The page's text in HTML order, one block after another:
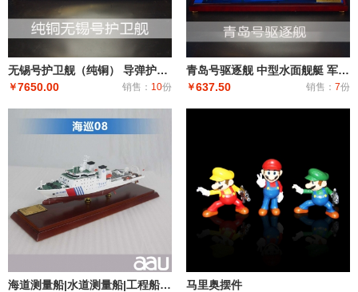
无锡号护卫舰（纯铜） 导弹护卫舰工艺船航模纪念摆件展览收藏品送礼
￥7650.00 销售： 10份
青岛号驱逐舰 中型水面舰艇 军事海军舰艇模型 工艺船航模纪念摆件展览收藏品送
￥637.50 销售： 7份
海道测量船|水道测量船|工程船布缆船|海巡08海道测量船模型工艺船航模纪念摆件展览收藏品送礼 马里奥摆件